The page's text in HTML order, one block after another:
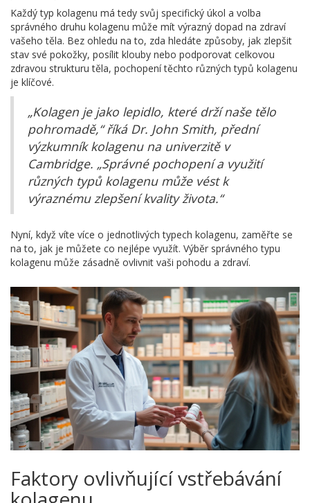
Každý typ kolagenu má tedy svůj specifický úkol a volba
správného druhu kolagenu může mít výrazný dopad na zdraví
vašeho těla. Bez ohledu na to, zda hledáte způsoby, jak zlepšit
stav své pokožky, posílit klouby nebo podporovat celkovou
zdravou strukturu těla, pochopení těchto různých typů kolagenu
je klíčové.
„Kolagen je jako lepidlo, které drží naše tělo
pohromadě,“ říká Dr. John Smith, přední
výzkumník kolagenu na univerzitě v
Cambridge. „Správné pochopení a využití
různých typů kolagenu může vést k
výraznému zlepšení kvality života.“
Nyní, když víte více o jednotlivých typech kolagenu, zaměřte se
na to, jak je můžete co nejlépe využít. Výběr správného typu
kolagenu může zásadně ovlivnit vaši pohodu a zdraví.
Faktory ovlivňující vstřebávání